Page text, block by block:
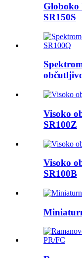
Globoko
SR150S
Visoko
SR100Z
Visoko
SR100B